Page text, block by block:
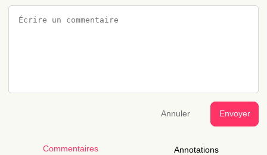
Annuler Envoyer
Commentaires Annotations